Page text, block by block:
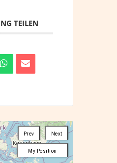
TEILEN
Next
Prev
My Position